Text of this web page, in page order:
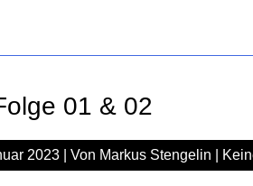
01 & 02
2023 | Von Markus Stengelin